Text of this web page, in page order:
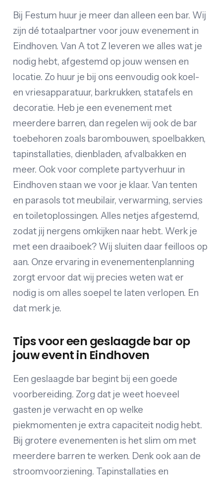
Bij Festum huur je meer dan alleen een bar. Wij
zijn dé totaalpartner voor jouw evenement in
Eindhoven. Van A tot Z leveren we alles wat je
nodig hebt, afgestemd op jouw wensen en
locatie. Zo huur je bij ons eenvoudig ook koel-
en vriesapparatuur, barkrukken, statafels en
decoratie. Heb je een evenement met
meerdere barren, dan regelen wij ook de bar
toebehoren zoals barombouwen, spoelbakken,
tapinstallaties, dienbladen, afvalbakken en
meer. Ook voor complete partyverhuur in
Eindhoven staan we voor je klaar. Van tenten
en parasols tot meubilair, verwarming, servies
en toiletoplossingen. Alles netjes afgestemd,
zodat jij nergens omkijken naar hebt. Werk je
met een draaiboek? Wij sluiten daar feilloos op
aan. Onze ervaring in evenementenplanning
zorgt ervoor dat wij precies weten wat er
nodig is om alles soepel te laten verlopen. En
dat merk je.
Tips voor een geslaagde bar op
jouw event in Eindhoven
Een geslaagde bar begint bij een goede
voorbereiding. Zorg dat je weet hoeveel
gasten je verwacht en op welke
piekmomenten je extra capaciteit nodig hebt.
Bij grotere evenementen is het slim om met
meerdere barren te werken. Denk ook aan de
stroomvoorziening. Tapinstallaties en